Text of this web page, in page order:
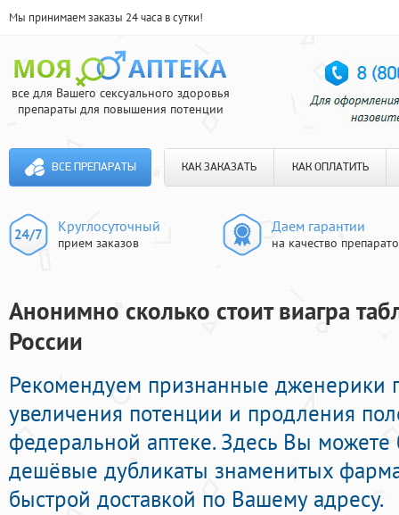
Мы принимаем заказы 24 часа в сутки!
все для Вашего сексуального здоровья
препараты для повышения потенции
ВСЕ ПРЕПАРАТЫ КАК ЗАКАЗАТЬ КАК ОПЛАТИТЬ
Круглосуточный
прием заказов
Даем гарантии
на качество
Анонимно сколько стоит виагра
России
Рекомендуем признанные дженерики
увеличения потенции и продления
федеральной аптеке. Здесь Вы
дешёвые дубликаты знаменитых
быстрой доставкой по Вашему адресу.